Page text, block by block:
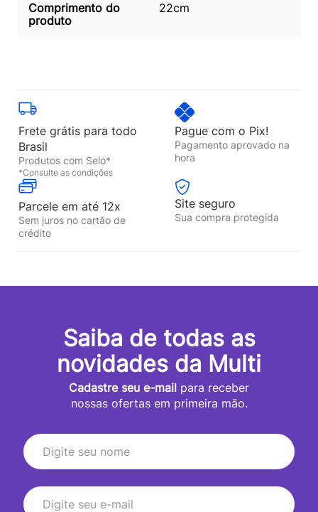
Comprimento do
produto
22cm
Frete grátis para todo
Brasil
Produtos com Selo*
*Consulte as condições
Pague com o Pix!
Pagamento aprovado na
hora
Parcele em até 12x
Sem juros no cartão de
crédito
Site seguro
Sua compra protegida
Saiba de todas as
novidades da Multi
Cadastre seu e-mail para receber
nossas ofertas em primeira mão.